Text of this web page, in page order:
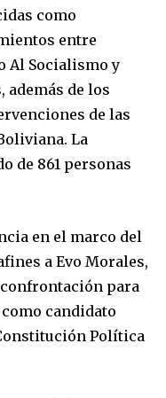
como
entre
Al Socialismo y
además de los
de las
La
de 861 personas
en el marco del
a Evo Morales,
para
candidato
Política